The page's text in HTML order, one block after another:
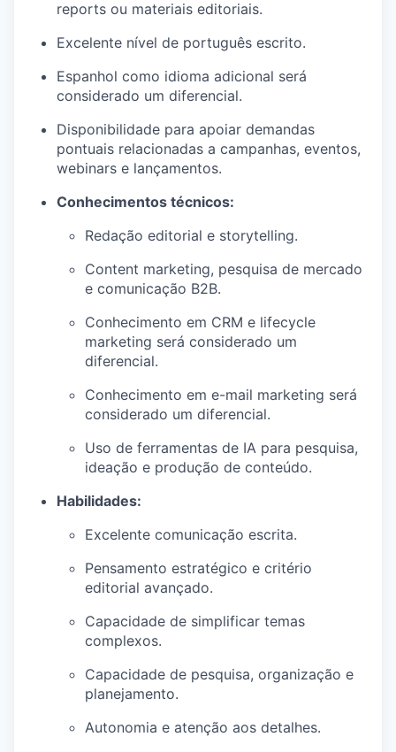
reports ou materiais editoriais.
Excelente nível de português escrito.
Espanhol como idioma adicional será
considerado um diferencial.
Disponibilidade para apoiar demandas
pontuais relacionadas a campanhas, eventos,
webinars e lançamentos.
Conhecimentos técnicos:
Redação editorial e storytelling.
Content marketing, pesquisa de mercado
e comunicação B2B.
Conhecimento em CRM e lifecycle
marketing será considerado um
diferencial.
Conhecimento em e-mail marketing será
considerado um diferencial.
Uso de ferramentas de IA para pesquisa,
ideação e produção de conteúdo.
Habilidades:
Excelente comunicação escrita.
Pensamento estratégico e critério
editorial avançado.
Capacidade de simplificar temas
complexos.
Capacidade de pesquisa, organização e
planejamento.
Autonomia e atenção aos detalhes.